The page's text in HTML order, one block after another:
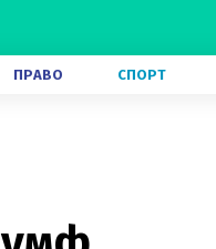
ПРАВО СПОРТ